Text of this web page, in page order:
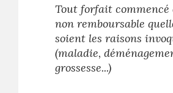
Tout forfait commencé
non remboursable
soient les raisons
(maladie,
grossesse...)